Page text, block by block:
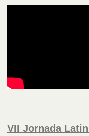
VII Jornada